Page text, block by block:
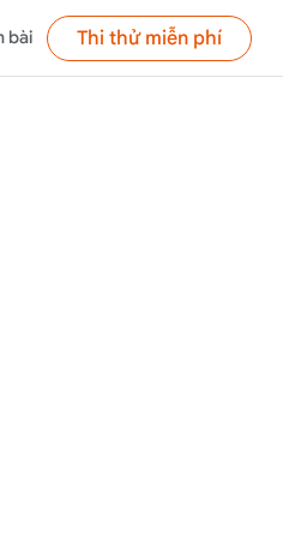
bài Thi thử miễn phí